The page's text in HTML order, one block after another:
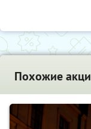
Похожие